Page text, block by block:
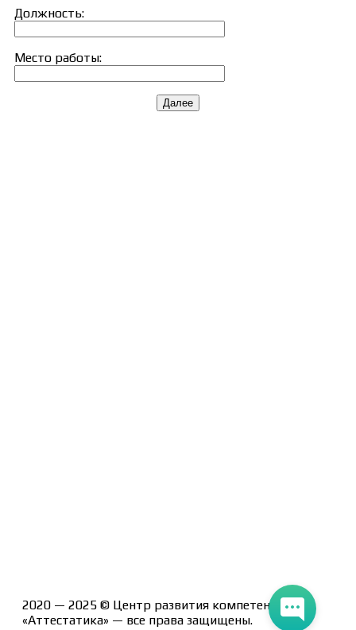
Должность:
Место работы:
Далее
2020 — 2025 © Центр развития компетенций
«Аттестатика» — все права защищены.